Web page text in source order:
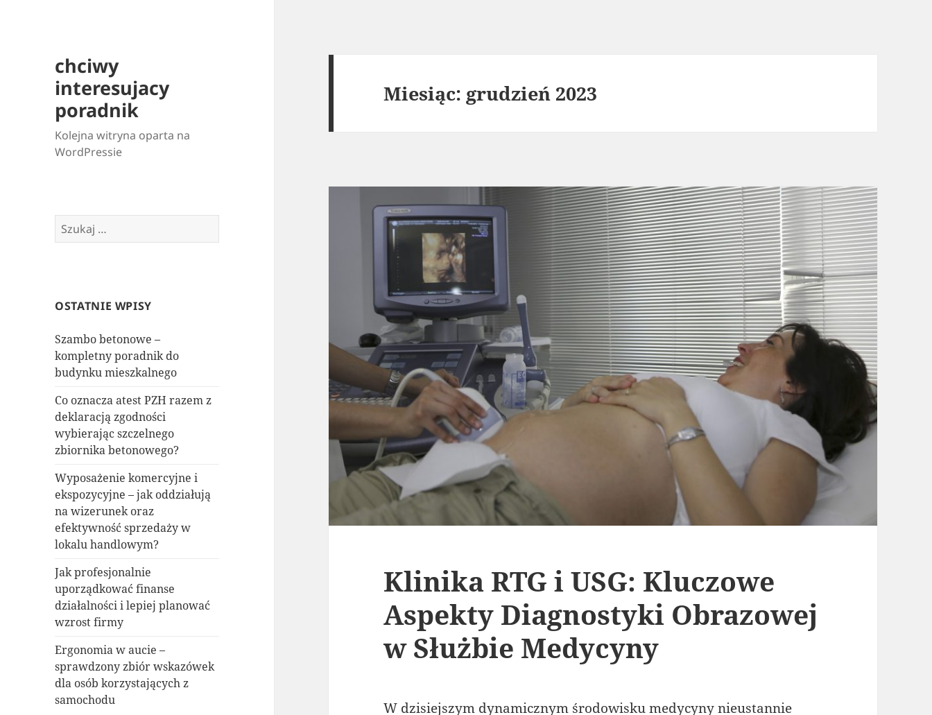
chciwy
interesujacy
poradnik
Kolejna witryna oparta na
WordPressie
Szukaj:
OSTATNIE WPISY
Szambo betonowe –
kompletny poradnik do
budynku mieszkalnego
Co oznacza atest PZH razem z
deklaracją zgodności
wybierając szczelnego
zbiornika betonowego?
Wyposażenie komercyjne i
ekspozycyjne – jak oddziałują
na wizerunek oraz
efektywność sprzedaży w
lokalu handlowym?
Jak profesjonalnie
uporządkować finanse
działalności i lepiej planować
wzrost firmy
Ergonomia w aucie –
sprawdzony zbiór wskazówek
dla osób korzystających z
samochodu
Miesiąc: grudzień 2023
Klinika RTG i USG: Kluczowe
Aspekty Diagnostyki Obrazowej
w Służbie Medycyny
W dzisiejszym dynamicznym środowisku medycyny nieustannie